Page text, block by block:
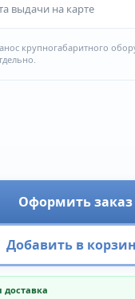
выдачи на карте
крупногабаритного
Оформить заказ
Добавить в
доставка